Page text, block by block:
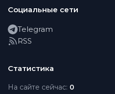
Социальные сети
Telegram
RSS
Статистика
На сайте сейчас: 0